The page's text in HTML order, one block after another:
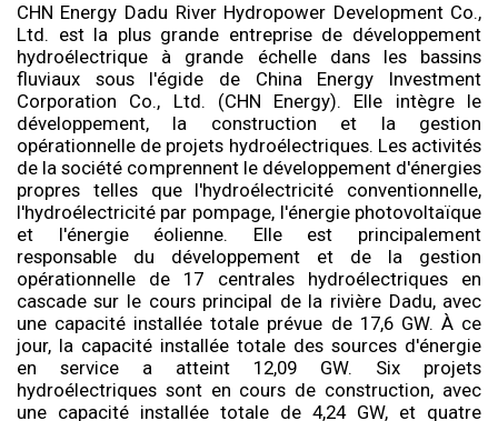
CHN Energy Dadu River Hydropower Development Co.,
Ltd. est la plus grande entreprise de développement
hydroélectrique à grande échelle dans les bassins
fluviaux sous l'égide de China Energy Investment
Corporation Co., Ltd. (CHN Energy). Elle intègre le
développement, la construction et la gestion
opérationnelle de projets hydroélectriques. Les activités
de la société comprennent le développement d'énergies
propres telles que l'hydroélectricité conventionnelle,
l'hydroélectricité par pompage, l'énergie photovoltaïque
et l'énergie éolienne. Elle est principalement
responsable du développement et de la gestion
opérationnelle de 17 centrales hydroélectriques en
cascade sur le cours principal de la rivière Dadu, avec
une capacité installée totale prévue de 17,6 GW. À ce
jour, la capacité installée totale des sources d'énergie
en service a atteint 12,09 GW. Six projets
hydroélectriques sont en cours de construction, avec
une capacité installée totale de 4,24 GW, et quatre